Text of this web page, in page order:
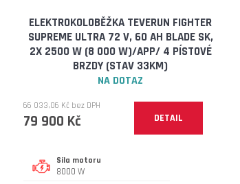
ELEKTROKOLOBĚŽKA TEVERUN FIGHTER
SUPREME ULTRA 72 V, 60 AH BLADE SK,
2X 2500 W (8 000 W)/APP/ 4 PÍSTOVÉ
BRZDY (STAV 33KM)
NA DOTAZ
66 033,06 Kč bez DPH
79 900 Kč DETAIL
Síla motoru
8000 W